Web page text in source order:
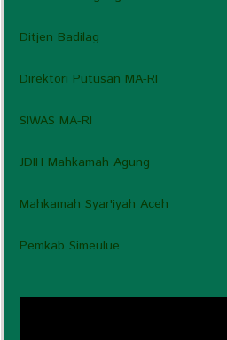
Ditjen Badilag
Direktori Putusan MA-RI
SIWAS MA-RI
JDIH Mahkamah Agung
Mahkamah Syar'iyah Aceh
Pemkab Simeulue